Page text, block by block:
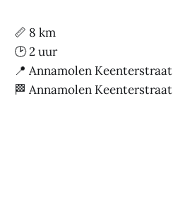
📏 8 km
🕑 2 uur
📍 Annamolen Keenterstraat
🏁 Annamolen Keenterstraat